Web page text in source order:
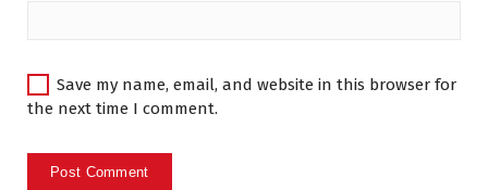
Save my name, email, and website in this browser for
the next time I comment.